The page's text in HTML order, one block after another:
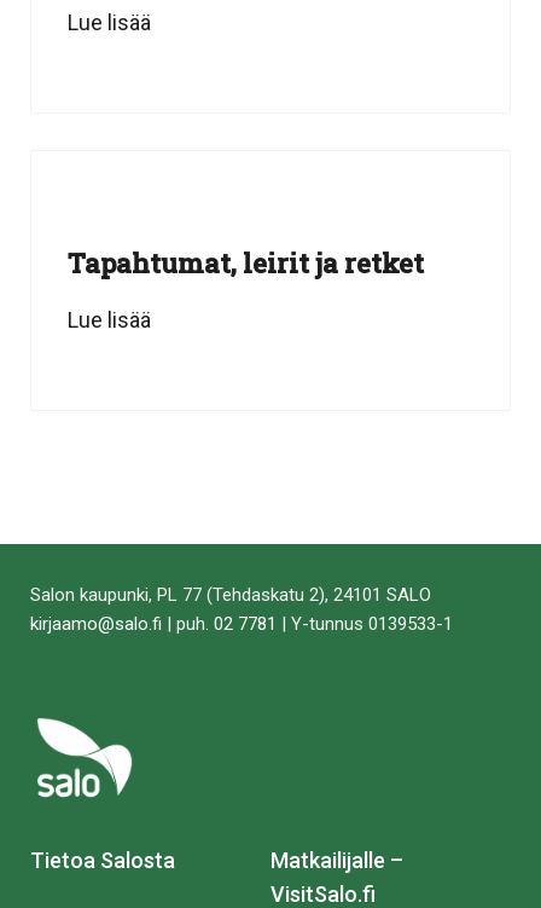
Lue lisää
Tapahtumat, leirit ja retket
Lue lisää
Salon kaupunki, PL 77 (Tehdaskatu 2), 24101 SALO
kirjaamo@salo.fi | puh. 02 7781 | Y-tunnus 0139533-1
Tietoa Salosta
Matkailijalle –
VisitSalo.fi